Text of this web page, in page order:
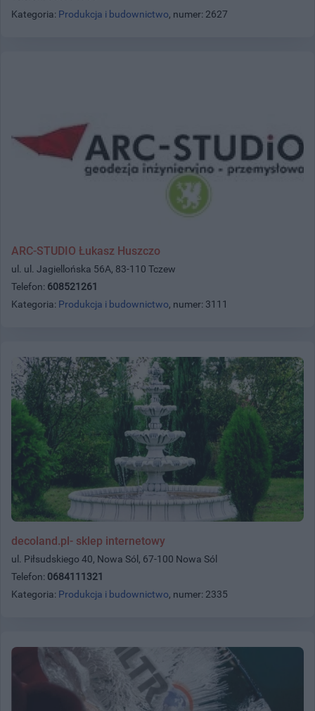
Kategoria: Produkcja i budownictwo, numer: 2627
ARC-STUDIO Łukasz Huszczo
ul. ul. Jagiellońska 56A, 83-110 Tczew
Telefon: 608521261
Kategoria: Produkcja i budownictwo, numer: 3111
decoland.pl- sklep internetowy
ul. Piłsudskiego 40, Nowa Sól, 67-100 Nowa Sól
Telefon: 0684111321
Kategoria: Produkcja i budownictwo, numer: 2335